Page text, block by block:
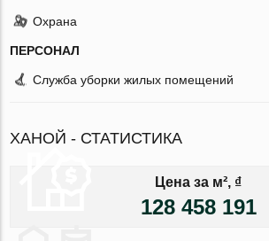
Охрана
ПЕРСОНАЛ
Служба уборки жилых помещений
ХАНОЙ - СТАТИСТИКА
Цена за м², ₫
128 458 191